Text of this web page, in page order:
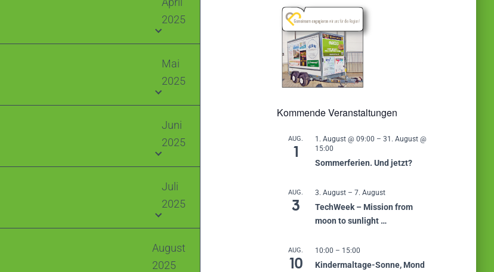
2025
Mai
2025
Juni
2025
Juli
2025
August
2025
Kommende Veranstaltungen
AUG.
1
1. August @ 09:00 – 31. August @
15:00
Sommerferien. Und jetzt?
AUG.
3
3. August– 7. August
TechWeek – Mission from
moon to sunlight …
AUG.
10
10:00 – 15:00
Kindermaltage-Sonne, Mond